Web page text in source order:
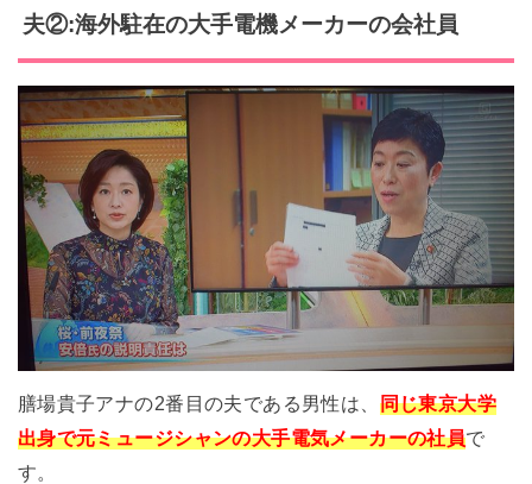
夫②:海外駐在の大手電機メーカーの会社員
膳場貴子アナの2番目の夫である男性は、 同じ東京大学
出身で元ミュージシャンの大手電気メーカーの社員で
す。